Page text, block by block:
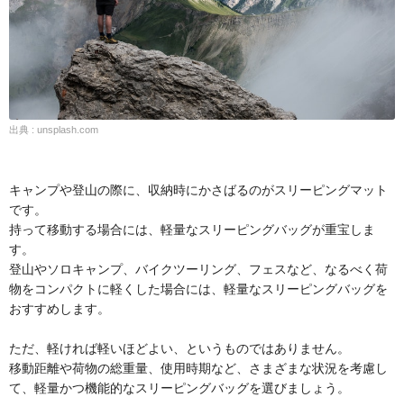
出典 : unsplash.com
キャンプや登山の際に、収納時にかさばるのがスリーピングマット
です。
持って移動する場合には、軽量なスリーピングバッグが重宝しま
す。
登山やソロキャンプ、バイクツーリング、フェスなど、なるべく荷
物をコンパクトに軽くした場合には、軽量なスリーピングバッグを
おすすめします。
ただ、軽ければ軽いほどよい、というものではありません。
移動距離や荷物の総重量、使用時期など、さまざまな状況を考慮し
て、軽量かつ機能的なスリーピングバッグを選びましょう。